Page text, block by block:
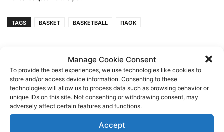
Manage Cookie Consent
To provide the best experiences, we use technologies like cookies to
store and/or access device information. Consenting to these
technologies will allow us to process data such as browsing behavior or
unique IDs on this site. Not consenting or withdrawing consent, may
adversely affect certain features and functions.
Accept
TAGS BASKET BASKETBALL ΠΑΟΚ
Previous article Next article